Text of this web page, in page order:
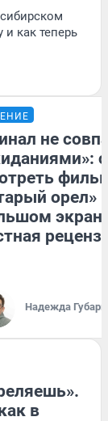
как теперь
не
орел»
Надежда Губарь
в